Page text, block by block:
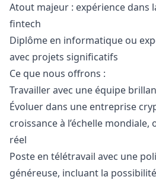
Atout majeur : expérience dans
fintech
Diplôme en informatique ou
avec projets significatifs
Ce que nous offrons :
Travailler avec une équipe
Évoluer dans une entreprise
croissance à l’échelle
réel
Poste en télétravail avec une
généreuse, incluant la